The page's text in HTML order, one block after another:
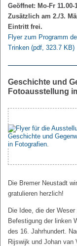
Geöffnet: Mo-Fr 11.00-
Zusätzlich am 2./3.
Eintritt frei.
Flyer zum Programm
Trinken (pdf, 323.7 KB)
Geschichte und
Fotoausstellung
Die Bremer Neustadt
gratulieren herzlich!
Die Idee, die der
Befestigung der linken
des 16. Jahrhundert.
Rijswijk und Johan van